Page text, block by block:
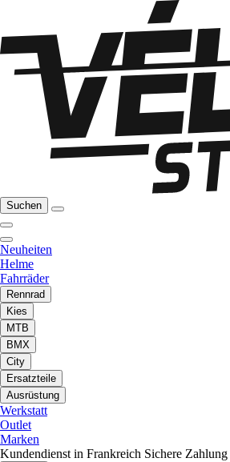
Suchen
Neuheiten
Helme
Fahrräder
Rennrad
Kies
MTB
BMX
City
Ersatzteile
Ausrüstung
Werkstatt
Outlet
Marken
Kundendienst in Frankreich Sichere Zahlung